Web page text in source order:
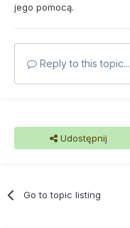
jego pomocą.
Reply to this topic...
Udostępnij
Go to topic listing